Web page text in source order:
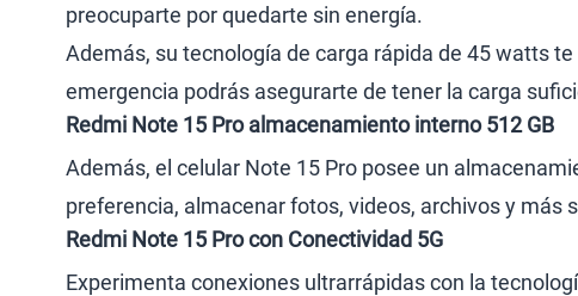
preocuparte por quedarte sin energía.
Además, su tecnología de carga rápida de 45 watts
emergencia podrás asegurarte de tener la carga
Redmi Note 15 Pro almacenamiento interno 512 GB
Además, el celular Note 15 Pro posee un
preferencia, almacenar fotos, videos, archivos y más
Redmi Note 15 Pro con Conectividad 5G
Experimenta conexiones ultrarrápidas con la